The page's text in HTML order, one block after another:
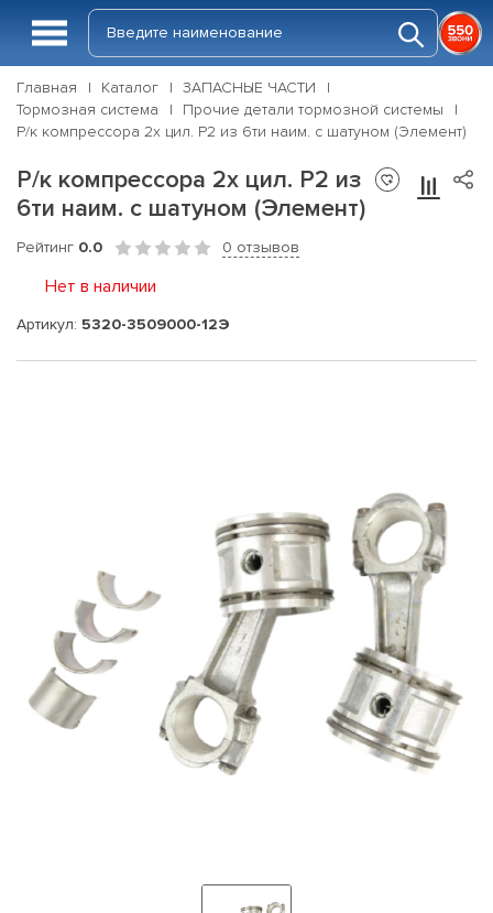
Главная Каталог
ЗАПАСНЫЕ ЧАСТИ
Тормозная система
Прочие детали тормозной системы
Р/к компрессора 2х цил. Р2 из 6ти наим. с шатуном (Элемент)
Р/к компрессора 2х цил. Р2 из
6ти наим. с шатуном (Элемент)
Рейтинг 0.0 0 отзывов
Нет в наличии
Артикул: 5320-3509000-12Э